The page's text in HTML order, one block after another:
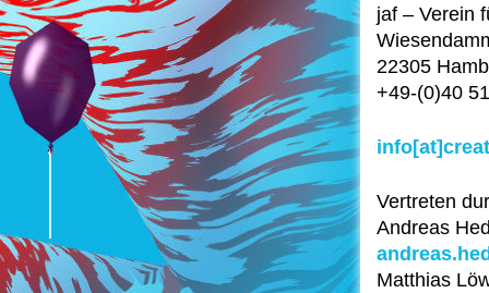
jaf – Verein
22305
+49-(0)40
Vertreten
Andreas
Matthias